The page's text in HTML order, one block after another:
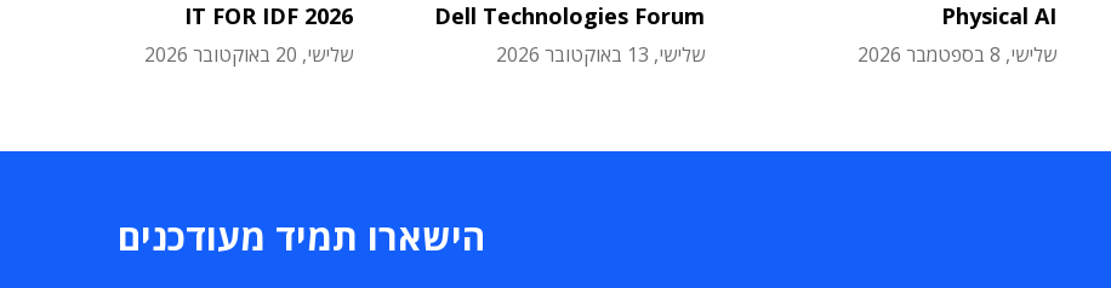
Physical AI
שלישי, 8 בספטמבר 2026
Dell Technologies Forum
שלישי, 13 באוקטובר 2026
IT FOR IDF 2026
שלישי, 20 באוקטובר 2026
הישארו תמיד מעודכנים